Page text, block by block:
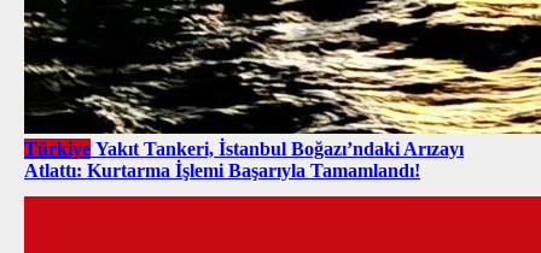
Türkiye Yakıt Tankeri, İstanbul Boğazı’ndaki Arızayı
Atlattı: Kurtarma İşlemi Başarıyla Tamamlandı!